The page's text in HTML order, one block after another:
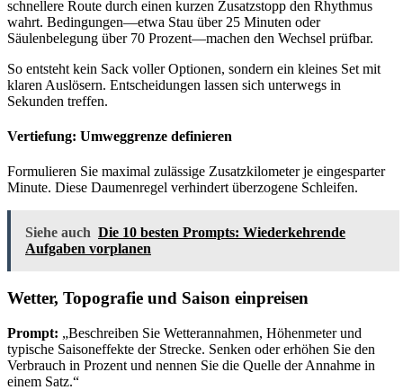
schnellere Route durch einen kurzen Zusatzstopp den Rhythmus
wahrt. Bedingungen—etwa Stau über 25 Minuten oder
Säulenbelegung über 70 Prozent—machen den Wechsel prüfbar.
So entsteht kein Sack voller Optionen, sondern ein kleines Set mit
klaren Auslösern. Entscheidungen lassen sich unterwegs in
Sekunden treffen.
Vertiefung: Umweggrenze definieren
Formulieren Sie maximal zulässige Zusatzkilometer je eingesparter
Minute. Diese Daumenregel verhindert überzogene Schleifen.
Siehe auch Die 10 besten Prompts: Wiederkehrende
Aufgaben vorplanen
Wetter, Topografie und Saison einpreisen
Prompt: „Beschreiben Sie Wetterannahmen, Höhenmeter und
typische Saisoneffekte der Strecke. Senken oder erhöhen Sie den
Verbrauch in Prozent und nennen Sie die Quelle der Annahme in
einem Satz.“